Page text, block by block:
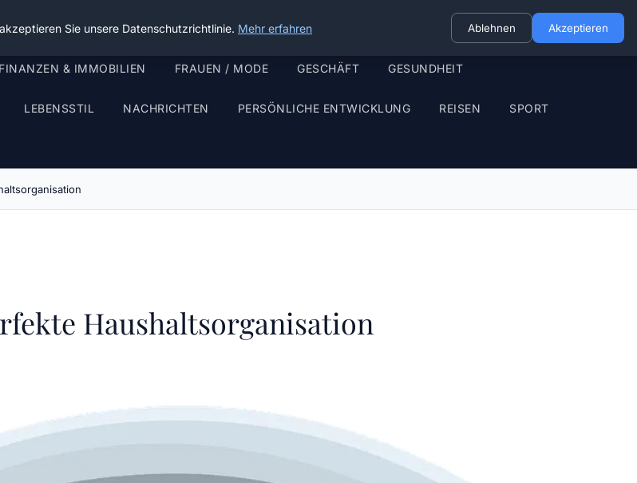
FINANZEN & IMMOBILIEN FRAUEN / MODE GESCHÄFT GESUNDHEIT
LEBENSSTIL NACHRICHTEN PERSÖNLICHE ENTWICKLUNG REISEN SPORT
Haushaltsorganisation
Sie unsere Datenschutzrichtlinie. Mehr erfahren Ablehnen Akzeptieren